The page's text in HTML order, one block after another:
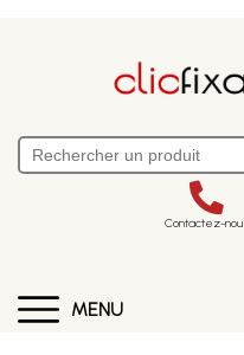
Contactez-
MENU